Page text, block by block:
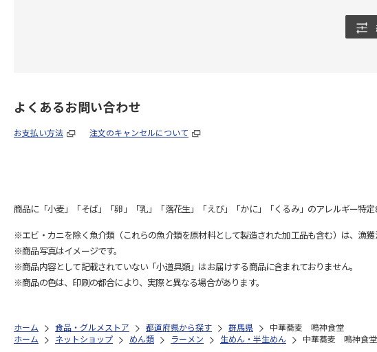
よくあるお問い合わせ
お支払い方法 注文のキャンセルについて
商品に「小麦」「そば」「卵」「乳」「落花生」「えび」「かに」「くるみ」のアレルギー特定
※エビ・カニを除く魚介類（これらの魚介類を原材料として製造された加工品も含む）は、漁
※商品写真はイメージです。
※商品内容として記載されていない「小道具類」はお届けする商品に含まれておりません。
※商品の色は、印刷の都合により、実際と異なる場合があります。
ホーム 食品・グルメストア 都道府県から探す 群馬県
中華蕎麦 鳴神食堂
ホーム
ネットショップ めん類 ラーメン 生めん・半生めん 中華蕎麦 鳴神食堂